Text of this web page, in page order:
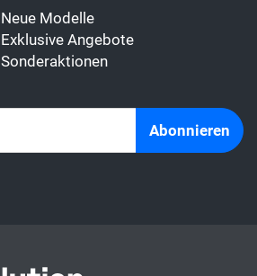
Neue Modelle
Exklusive Angebote
Sonderaktionen
Abonnieren